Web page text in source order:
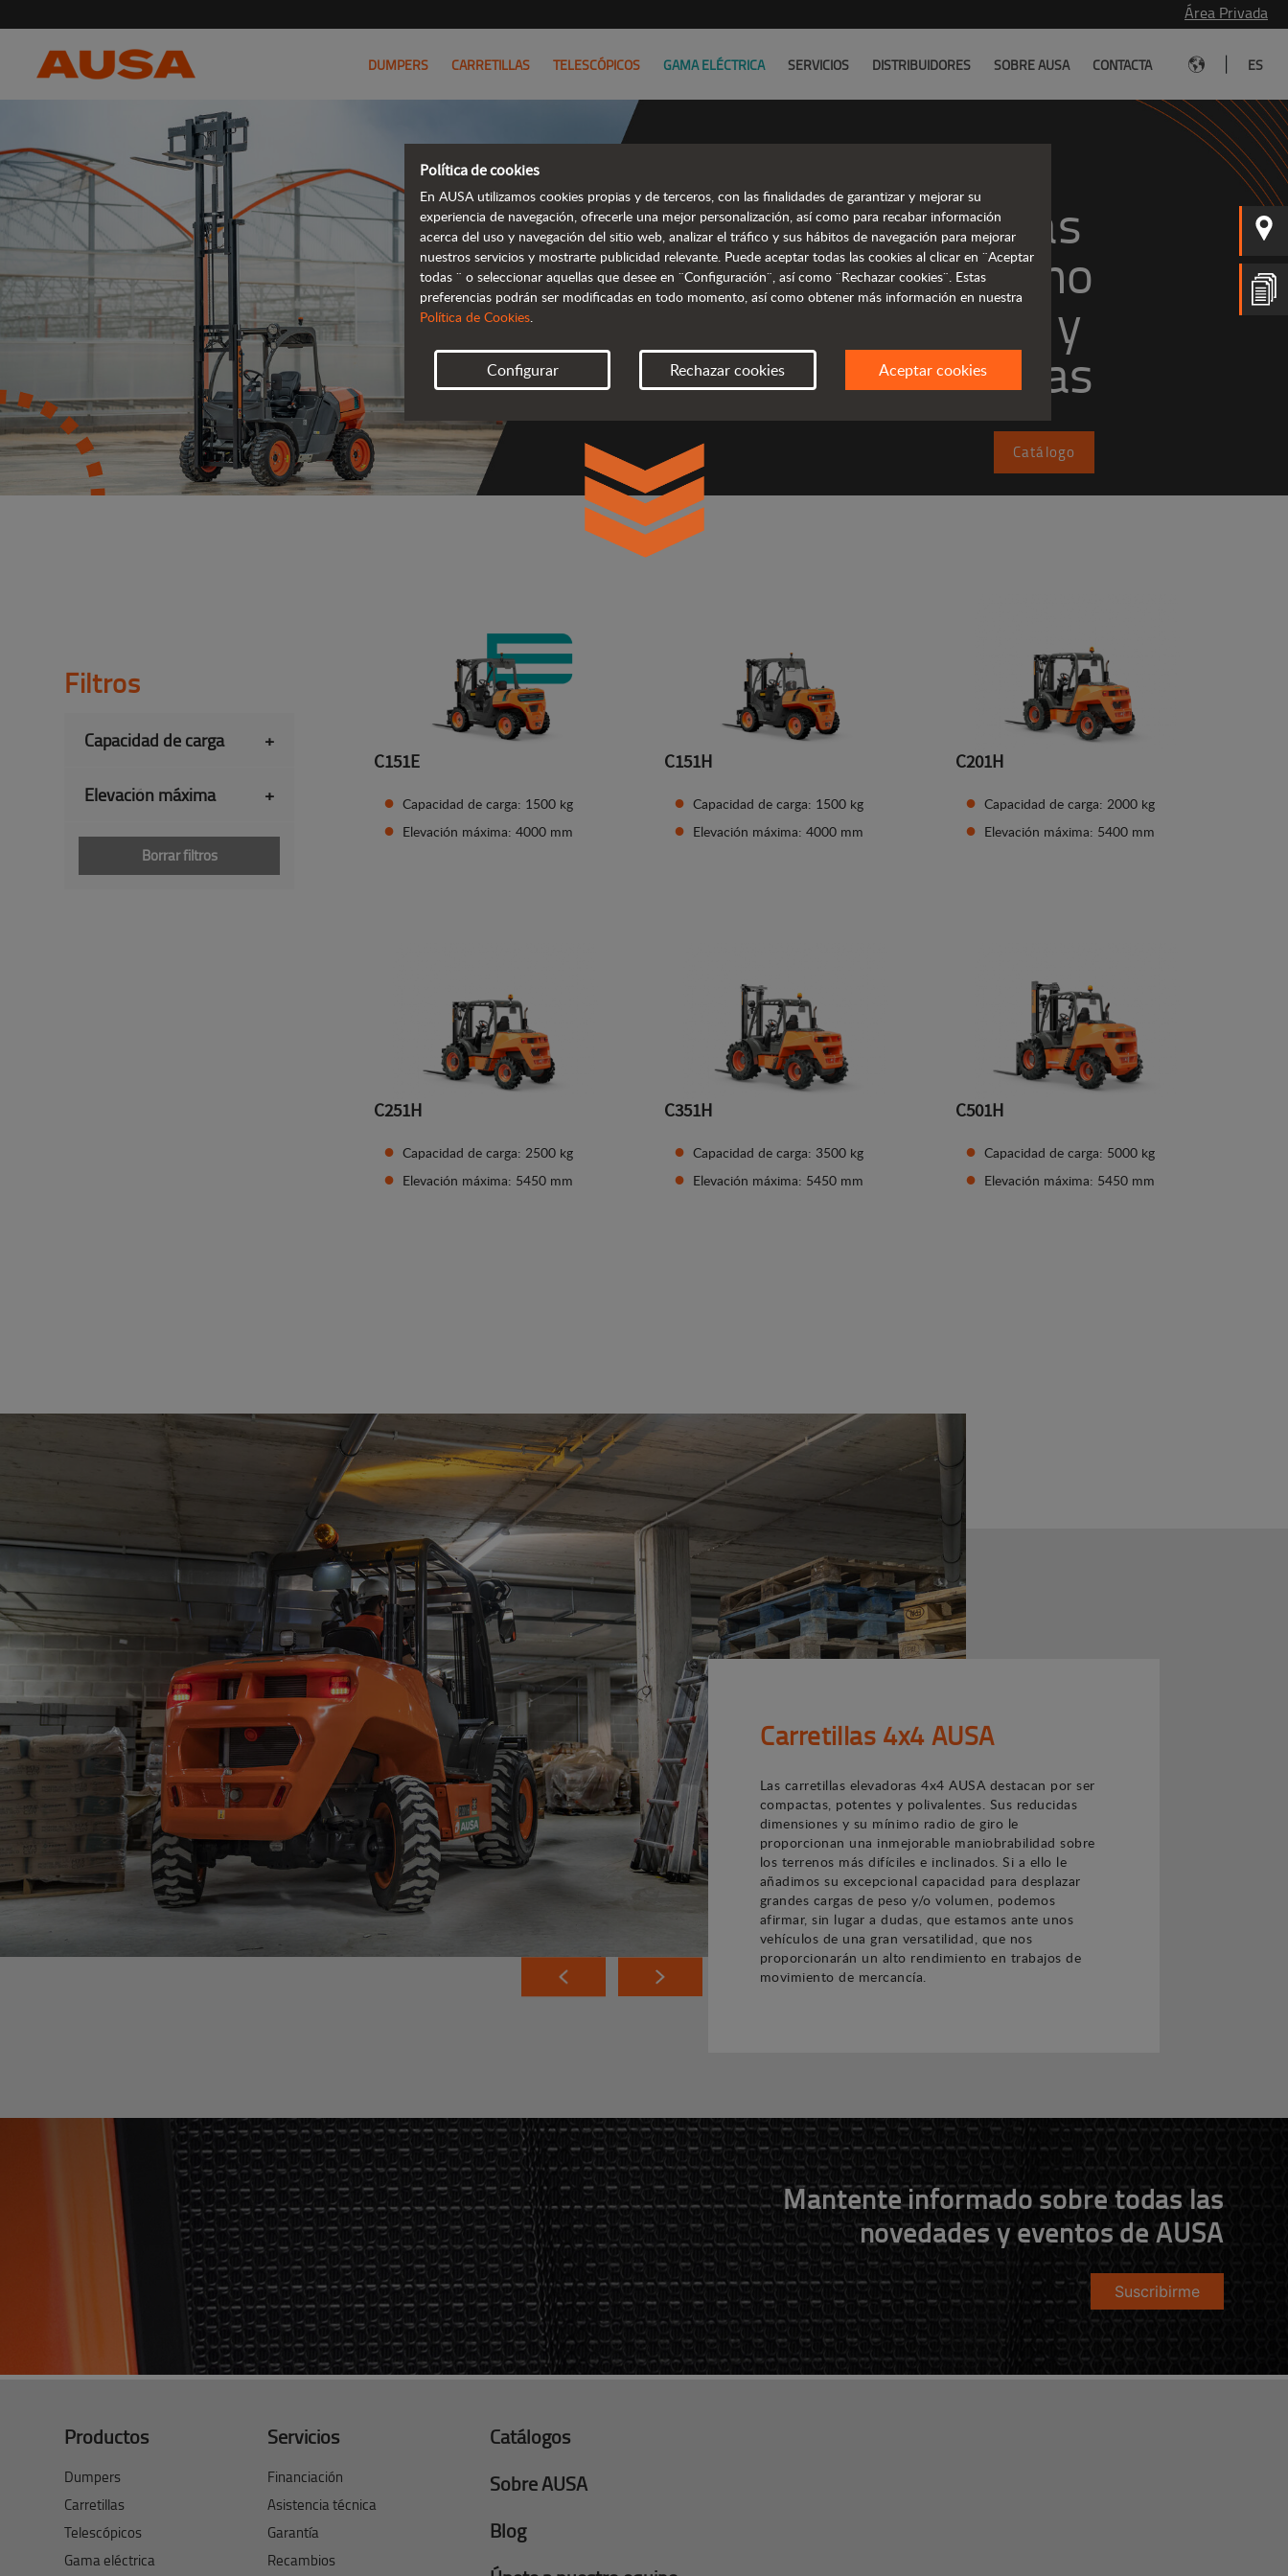
Área Privada
DUMPERS CARRETILLAS TELESCÓPICOS GAMA ELÉCTRICA SERVICIOS DISTRIBUIDORES SOBRE AUSA CONTACTA ES
Carretillas
todoterreno
robustas y
avanzadas
Catálogo
Filtros
Capacidad de carga +
Elevación máxima +
Borrar filtros
C151E
Capacidad de carga: 1500 kg
Elevación máxima: 4000 mm
C151H
Capacidad de carga: 1500 kg
Elevación máxima: 4000 mm
C201H
Capacidad de carga: 2000 kg
Elevación máxima: 5400 mm
C251H
Capacidad de carga: 2500 kg
Elevación máxima: 5450 mm
C351H
Capacidad de carga: 3500 kg
Elevación máxima: 5450 mm
C501H
Capacidad de carga: 5000 kg
Elevación máxima: 5450 mm
Carretillas 4x4 AUSA
Las carretillas elevadoras 4x4 AUSA destacan por ser
compactas, potentes y polivalentes. Sus reducidas
dimensiones y su mínimo radio de giro le
proporcionan una inmejorable maniobrabilidad sobre
los terrenos más difíciles e inclinados. Si a ello le
añadimos su excepcional capacidad para desplazar
grandes cargas de peso y/o volumen, podemos
afirmar, sin lugar a dudas, que estamos ante unos
vehículos de una gran versatilidad, que nos
proporcionarán un alto rendimiento en trabajos de
movimiento de mercancía.
Mantente informado sobre todas las
novedades y eventos de AUSA
Suscribirme
Productos
Dumpers
Carretillas
Telescópicos
Gama eléctrica
Servicios
Financiación
Asistencia técnica
Garantía
Recambios
Catálogos
Sobre AUSA
Blog
Política de cookies
En AUSA utilizamos cookies propias y de terceros, con las finalidades de garantizar y mejorar su
experiencia de navegación, ofrecerle una mejor personalización, así como para recabar información
acerca del uso y navegación del sitio web, analizar el tráfico y sus hábitos de navegación para mejorar
nuestros servicios y mostrarte publicidad relevante. Puede aceptar todas las cookies al clicar en ¨Aceptar
todas ¨ o seleccionar aquellas que desee en ¨Configuración¨, así como ¨Rechazar cookies¨. Estas
preferencias podrán ser modificadas en todo momento, así como obtener más información en nuestra
Política de Cookies.
Configurar Rechazar cookies Aceptar cookies